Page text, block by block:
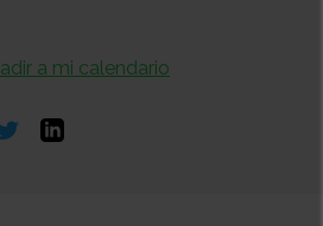
a mi calendario